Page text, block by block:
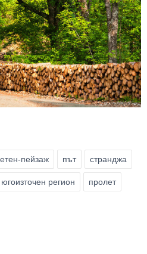
пейзаж път странджа
югоизточен регион пролет